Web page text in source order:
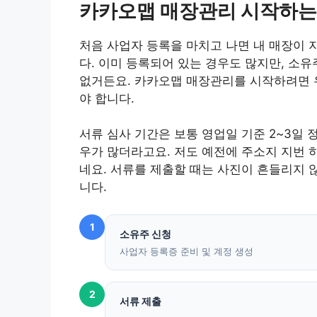
카카오맵 매장관리 시작하
처음 사업자 등록을 마치고 나면 내 매장이
다. 이미 등록되어 있는 경우도 많지만, 소
없거든요. 카카오맵 매장관리를 시작하려
야 합니다.
서류 심사 기간은 보통 영업일 기준 2~3일
우가 많더라고요. 저도 예전에 주소지 지번
네요. 서류를 제출할 때는 사진이 흔들리지
니다.
1
소유주 신청
사업자 등록증 준비 및 계정 생성
2
서류 제출